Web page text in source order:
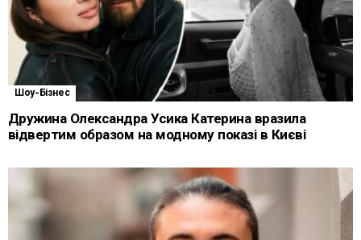
Шоу-Бізнес
Дружина Олександра Усика Катерина вразила
відвертим образом на модному показі в Києві